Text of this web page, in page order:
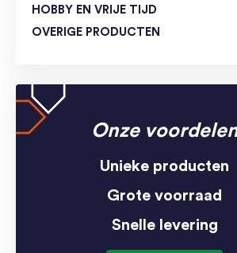
HOBBY EN VRIJE TIJD
OVERIGE PRODUCTEN
Onze
Unieke producten
Grote voorraad
Snelle levering